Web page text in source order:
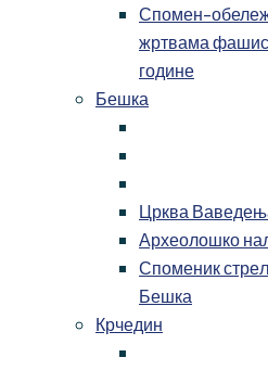
Спомен-
жртвама
године
Бешка
Црква
Археолошко
Споменик
Бешка
Крчедин